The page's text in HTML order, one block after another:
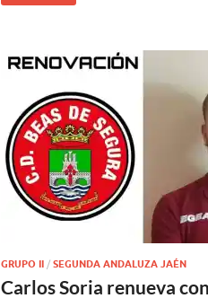
GRUPO II / SEGUNDA ANDALUZA JAÉN
Carlos Soria renueva